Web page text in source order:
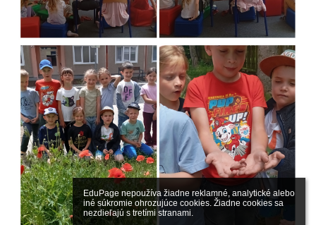
EduPage nepoužíva žiadne reklamné, analytické alebo
iné súkromie ohrozujúce cookies. Žiadne cookies sa
nezdieľajú s tretími stranami.